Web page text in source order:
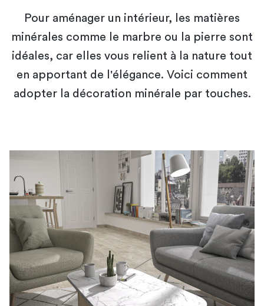
Pour aménager un intérieur, les matières
minérales comme le marbre ou la pierre sont
idéales, car elles vous relient à la nature tout
en apportant de l'élégance. Voici comment
adopter la décoration minérale par touches.